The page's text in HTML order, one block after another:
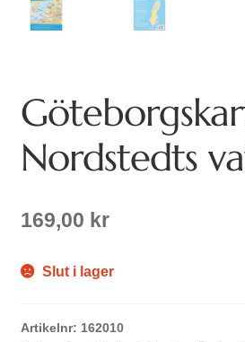
Nordstedts
169,00 kr
Slut i lager
Artikelnr: 162010